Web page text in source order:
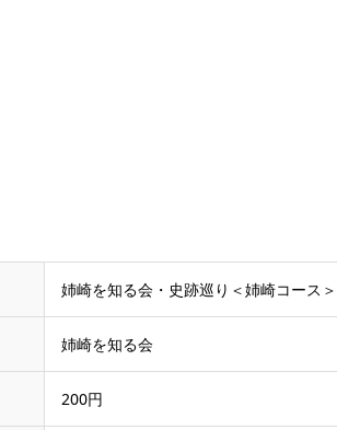
姉崎を知る会・史跡巡り＜姉崎コース＞
姉崎を知る会
200円